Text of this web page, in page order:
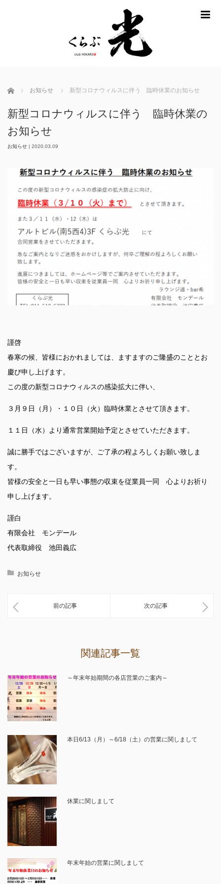
ホーム お知らせ 新型コロナウィルスに伴う 臨時休業のお知らせ
新型コロナウィルスに伴う 臨時休業の
お知らせ
お知らせ | 2020.03.09
謹啓
春寒の候、皆様におかれましては、ますますのご隆盛のこととお
慶び申し上げます。
この度の新型コロナウィルスの感染拡大に伴い、
３月９日（月）・１０日（火）臨時休業とさせて頂きます。
１１日（水）より通常営業開始予定とさせていただきます。
誠に勝手ではございますが、ご了承の程よろしくお願い致しま
す。
皆様の安全と一日も早い事態の収束を従業員一同 心よりお祈り
申し上げます。
謹白
有限会社 モンデール
代表取締役 池田義広
お知らせ
前の記事 次の記事
関連記事一覧
～年末年始期間の各店営業のご案内～
本日6/13（月）～6/18（土）の営業に関しまして
休業に関しまして
年末年始の営業に関しまして